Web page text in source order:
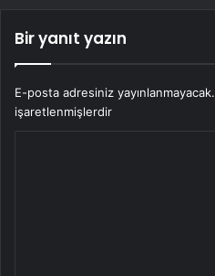
Bir yanıt yazın
E-posta adresiniz yayınlanmayacak.
işaretlenmişlerdir